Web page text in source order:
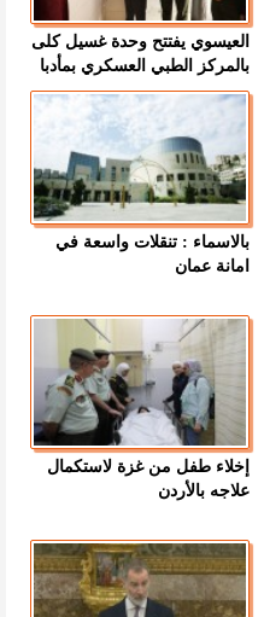
العيسوي يفتتح وحدة غسيل كلى
بالمركز الطبي العسكري بمأدبا
بالاسماء : تنقلات واسعة في
امانة عمان
إخلاء طفل من غزة لاستكمال
علاجه بالأردن